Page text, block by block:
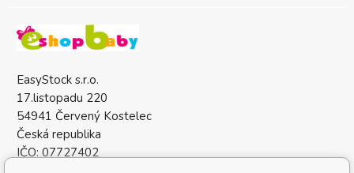
EasyStock s.r.o.
17.listopadu 220
54941 Červený Kostelec
Česká republika
IČO: 07727402